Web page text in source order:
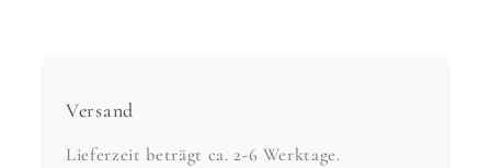
Versand
Lieferzeit beträgt ca. 2-6 Werktage.